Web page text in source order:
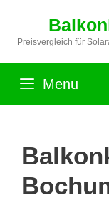
springen
Preisvergleich für
Menu